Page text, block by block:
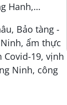
Hanh,…